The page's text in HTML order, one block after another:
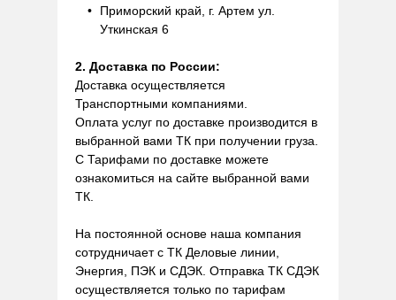
Приморский край, г. Артем ул.
Уткинская 6
2. Доставка по России:
Доставка осуществляется
Транспортными компаниями.
Оплата услуг по доставке производится в
выбранной вами ТК при получении груза.
С Тарифами по доставке можете
ознакомиться на сайте выбранной вами
ТК.
На постоянной основе наша компания
сотрудничает с ТК Деловые линии,
Энергия, ПЭК и СДЭК. Отправка ТК СДЭК
осуществляется только по тарифам